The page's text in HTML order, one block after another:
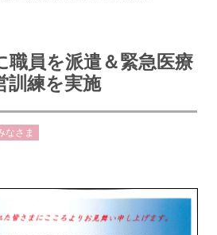
職員を派遣＆緊急医療
訓練を実施
なさま